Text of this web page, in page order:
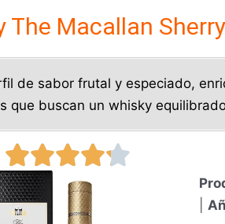
The Macallan
de sabor frutal y especiado,
que buscan un whisky
